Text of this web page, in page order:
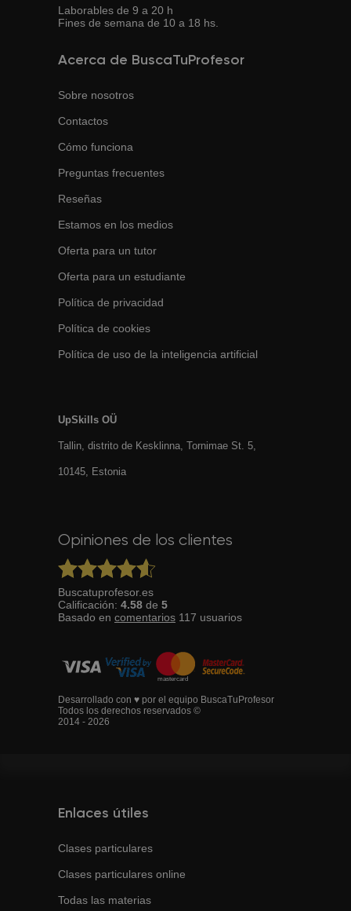
Laborables de 9 a 20 h
Fines de semana de 10 a 18 hs.
Acerca de BuscaTuProfesor
Sobre nosotros
Contactos
Cómo funciona
Preguntas frecuentes
Reseñas
Estamos en los medios
Oferta para un tutor
Oferta para un estudiante
Política de privacidad
Política de cookies
Política de uso de la inteligencia artificial
UpSkills OÜ
Tallin, distrito de Kesklinna, Tornimаe St. 5,
10145, Estonia
Opiniones de los clientes
Buscatuprofesor.es
Calificación: 4.58 de 5
Basado en comentarios 117 usuarios
Desarrollado con ♥ por el equipo BuscaTuProfesor
Todos los derechos reservados ©
2014 - 2026
Enlaces útiles
Clases particulares
Clases particulares online
Todas las materias